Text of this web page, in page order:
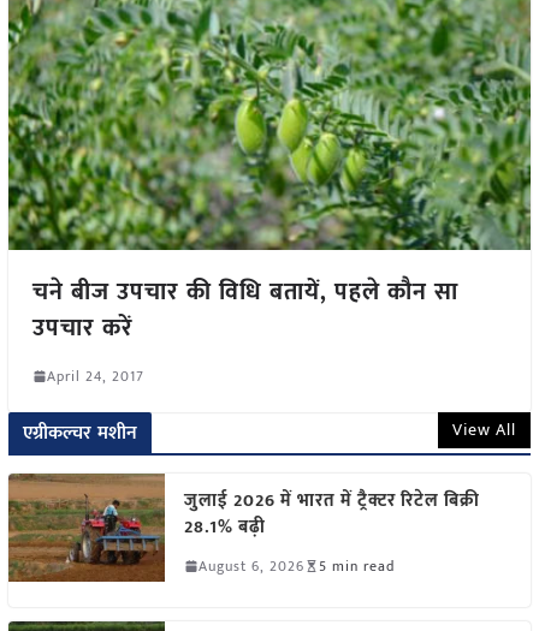
चने बीज उपचार की विधि बतायें, पहले कौन सा
उपचार करें
April 24, 2017
एग्रीकल्चर मशीन View All
जुलाई 2026 में भारत में ट्रैक्टर रिटेल बिक्री
28.1% बढ़ी
August 6, 2026 5 min read